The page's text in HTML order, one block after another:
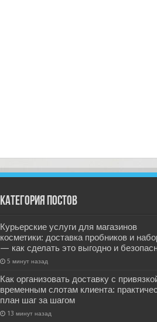
Категория постов
Курьерские услуги для магазинов
косметики: доставка пробников и
— как сделать это выгодно и
5 минут назад
Как организовать доставку с
временным слотам клиента:
план шаг за шагом
13 минут назад